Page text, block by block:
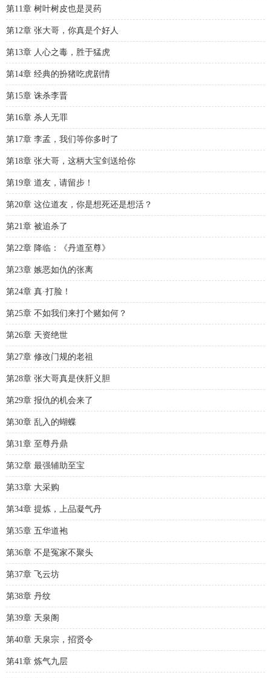
第11章 树叶树皮也是灵药
第12章 张大哥，你真是个好人
第13章 人心之毒，胜于猛虎
第14章 经典的扮猪吃虎剧情
第15章 诛杀李晋
第16章 杀人无罪
第17章 李孟，我们等你多时了
第18章 张大哥，这柄大宝剑送给你
第19章 道友，请留步！
第20章 这位道友，你是想死还是想活？
第21章 被追杀了
第22章 降临：《丹道至尊》
第23章 嫉恶如仇的张离
第24章 真·打脸！
第25章 不如我们来打个赌如何？
第26章 天资绝世
第27章 修改门规的老祖
第28章 张大哥真是侠肝义胆
第29章 报仇的机会来了
第30章 乱入的蝴蝶
第31章 至尊丹鼎
第32章 最强辅助至宝
第33章 大采购
第34章 提炼，上品凝气丹
第35章 五华道袍
第36章 不是冤家不聚头
第37章 飞云坊
第38章 丹纹
第39章 天泉阁
第40章 天泉宗，招贤令
第41章 炼气九层